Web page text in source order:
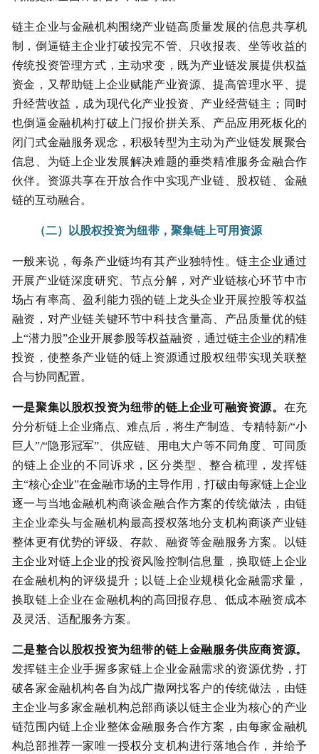
链主企业与金融机构围绕产业链高质量发展的信息共享机
制，倒逼链主企业打破投完不管、只收报表、坐等收益的
传统投资管理方式，主动求变，既为产业链发展提供权益
资金，又帮助链上企业赋能产业资源、提高管理水平、提
升经营收益，成为现代化产业投资、产业经营链主；同时
也倒逼金融机构打破上门报价拼关系、产品应用死板化的
闭门式金融服务观念，积极转型为主动为产业链发展聚合
信息、为链上企业发展解决难题的垂类精准服务金融合作
伙伴。资源共享在开放合作中实现产业链、股权链、金融
链的互动融合。
（二）以股权投资为纽带，聚集链上可用资源
一般来说，每条产业链均有其产业独特性。链主企业通过
开展产业链深度研究、节点分解，对产业链核心环节中市
场占有率高、盈利能力强的链上龙头企业开展控股等权益
融资，对产业链关键环节中科技含量高、产品质量优的链
上“潜力股”企业开展参股等权益融资，通过链主企业的精准
投资，使整条产业链的链上资源通过股权纽带实现关联整
合与协同配置。
一是聚集以股权投资为纽带的链上企业可融资资源。 在充
分分析链上企业痛点、难点后，将生产制造、专精特新/“小
巨人”/“隐形冠军”、供应链、用电大户等不同角度、可同质
的链上企业的不同诉求，区分类型、整合梳理，发挥链
主“核心企业”在金融市场的主导作用，打破由每家链上企业
逐一与当地金融机构商谈金融合作方案的传统做法，由链
主企业牵头与金融机构最高授权落地分支机构商谈产业链
整体更有优势的评级、存款、融资等金融服务方案。以链
主企业对链上企业的投资风险控制信息量，换取链上企业
在金融机构的评级提升；以链上企业规模化金融需求量，
换取链上企业在金融机构的高回报存息、低成本融资成本
及灵活、适配服务方案。
二是整合以股权投资为纽带的链上金融服务供应商资源。
发挥链主企业手握多家链上企业金融需求的资源优势，打
破各家金融机构各自为战广撒网找客户的传统做法，由链
主企业与多家金融机构总部商谈以链主企业为核心的产业
链范围内链上企业整体金融服务合作方案，由每家金融机
构总部推荐一家唯一授权分支机构进行落地合作，并给予